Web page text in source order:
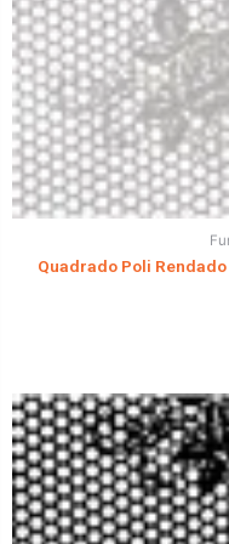
Quadrado Poli Rendado